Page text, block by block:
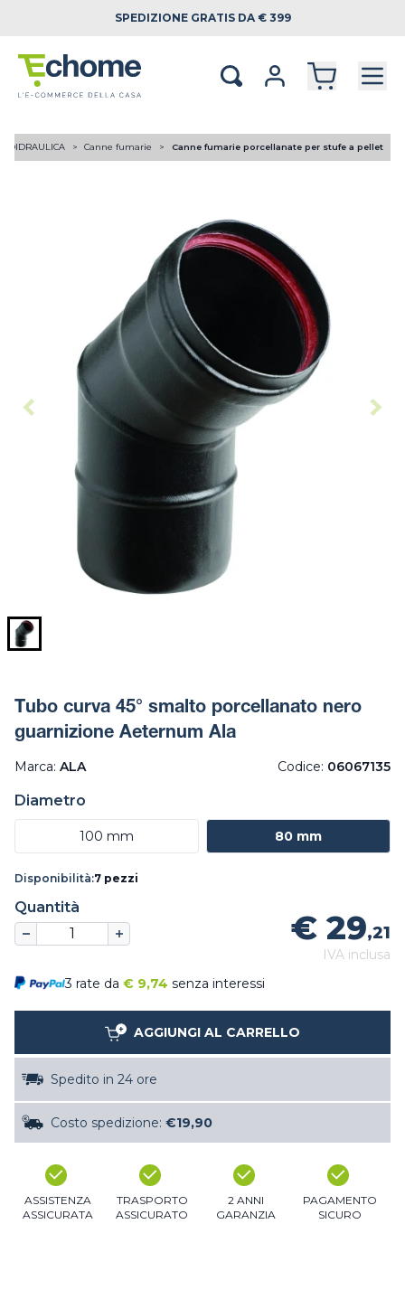
SPEDIZIONE GRATIS DA € 399
Canne fumarie Canne fumarie porcellanate per stufe a pellet
Tubo curva 45° smalto porcellanato nero
guarnizione Aeternum Ala
Marca: ALA Codice: 06067135
Diametro
100 mm 80 mm
Disponibilità:7 pezzi
Quantità
€ 29,21
IVA inclusa
3 rate da € 9,74 senza interessi
AGGIUNGI AL CARRELLO
Spedito in 24 ore
Costo spedizione: €19,90
ASSISTENZA
ASSICURATA
TRASPORTO
ASSICURATO
2 ANNI
GARANZIA
PAGAMENTO
SICURO